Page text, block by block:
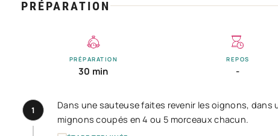
PRÉPARATION
PRÉPARATION
30 min
REPOS
-
1
Dans une sauteuse faites revenir les oignons,
mignons coupés en 4 ou 5 morceaux chacun.